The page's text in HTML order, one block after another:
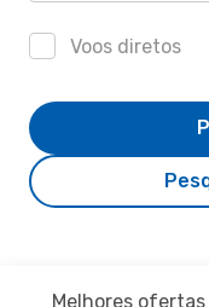
Voos diretos
Melhores ofertas